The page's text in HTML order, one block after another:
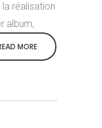
réalisation
album,
MORE